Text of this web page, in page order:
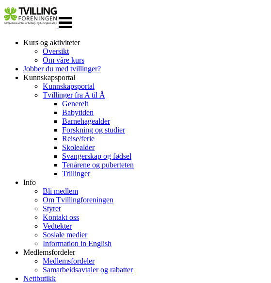
navigasjon
Kurs og aktiviteter
Oversikt
Om våre kurs
Jobber du med tvillinger?
Kunnskapsportal
Kunnskapsportal
Tvillinger fra A til Å
Generelt
Babytiden
Barnehagealder
Forskning og studier
Reise/ferie
Skolealder
Svangerskap og fødsel
Tenårene og puberteten
Trillinger
Info
Bli medlem
Om Tvillingforeningen
Styret
Kontakt oss
Vedtekter
Sosiale medier
Information in English
Medlemsfordeler
Medlemsfordeler
Samarbeidsavtaler og rabatter
Nettbutikk